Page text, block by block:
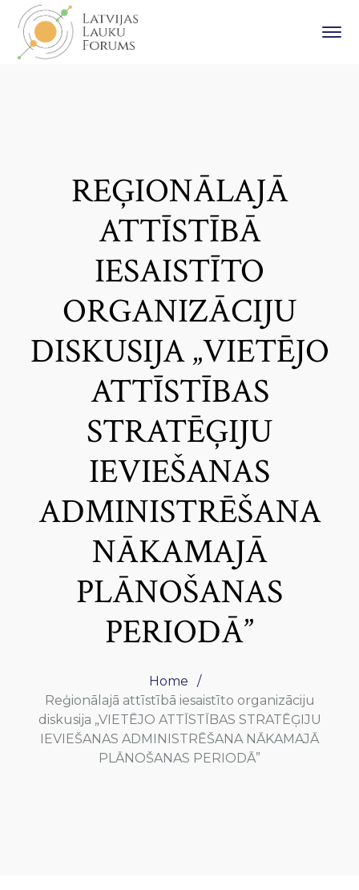
REĢIONĀLAJĀ
ATTĪSTĪBĀ
IESAISTĪTO
ORGANIZĀCIJU
DISKUSIJA „VIETĒJO
ATTĪSTĪBAS
STRATĒĢIJU
IEVIEŠANAS
ADMINISTRĒŠANA
NĀKAMAJĀ
PLĀNOŠANAS
PERIODĀ”
Home
Reģionālajā attīstībā iesaistīto organizāciju
diskusija „VIETĒJO ATTĪSTĪBAS STRATĒĢIJU
IEVIEŠANAS ADMINISTRĒŠANA NĀKAMAJĀ
PLĀNOŠANAS PERIODĀ”